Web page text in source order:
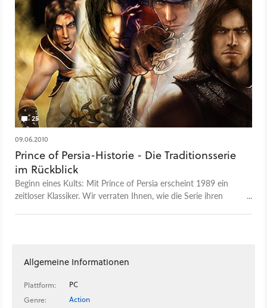
25
09.06.2010
Prince of Persia-Historie - Die Traditionsserie
im Rückblick
Beginn eines Kults: Mit Prince of Persia erscheint 1989 ein
zeitloser Klassiker. Wir verraten Ihnen, wie die Serie ihren
Allgemeine Informationen
Plattform:
PC
Genre:
Action